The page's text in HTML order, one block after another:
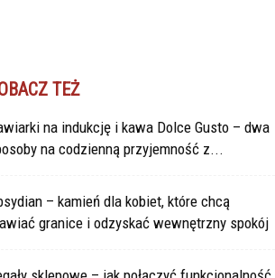
TEŻ
na indukcję i kawa Dolce Gusto – dwa
na codzienną przyjemność z...
– kamień dla kobiet, które chcą
granice i odzyskać wewnętrzny spokój